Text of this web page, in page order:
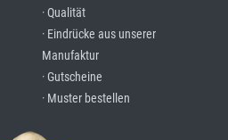
· Qualität
· Eindrücke aus unserer
Manufaktur
· Gutscheine
· Muster bestellen